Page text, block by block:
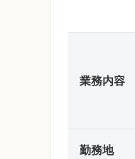
業務内容
勤務地